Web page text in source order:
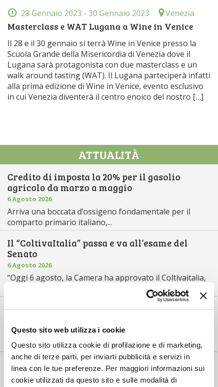
Questo sito web utilizza i cookie
Questo sito utilizza cookie di profilazione e di marketing,
anche di terze parti, per inviarti pubblicità e servizi in
linea con le tue preferenze. Per maggiori informazioni sui
cookie utilizzati da questo sito e sulle modalità di
28 Gennaio 2023 - 30 Gennaio 2023 Venezia
Masterclass e WAT Lugana a Wine in Venice
Il 28 e il 30 gennaio si terrà Wine in Venice presso la
Scuola Grande della Misericordia di Venezia dove il
Lugana sarà protagonista con due masterclass e un
walk around tasting (WAT). Il Lugana parteciperà infatti
alla prima edizione di Wine in Venice, evento esclusivo
in cui Venezia diventerà il centro enoico del nostro […]
ATTUALITÀ
Credito di imposta la 20% per il gasolio
agricolo da marzo a maggio
6 Agosto 2026
Arriva una boccata d’ossigeno fondamentale per il
comparto primario italiano,...
Il “ColtivaItalia” passa e va all’esame del
Senato
6 Agosto 2026
“Oggi 6 agosto, la Camera ha approvato il Coltivaitalia,
Mercato in crescita per l’agricoltura 4.0
Nel 2025, in Italia, l’agricoltura 4.0 è tornata al valore
record di 2,5 mili...
Saldi Pac: ogni anno entro fine gennaio
3 Agosto 2026